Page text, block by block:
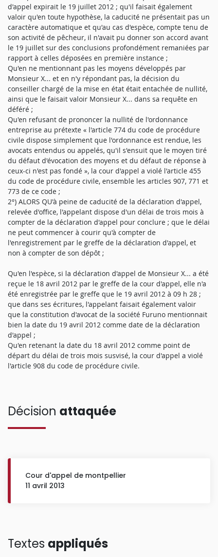
d'appel expirait le 19 juillet 2012 ; qu'il faisait également
valoir qu'en toute hypothèse, la caducité ne présentait pas un
caractère automatique et qu'au cas d'espèce, compte tenu de
son activité de pêcheur, il n'avait pu donner son accord avant
le 19 juillet sur des conclusions profondément remaniées par
rapport à celles déposées en première instance ;
Qu'en ne mentionnant pas les moyens développés par
Monsieur X... et en n'y répondant pas, la décision du
conseiller chargé de la mise en état était entachée de nullité,
ainsi que le faisait valoir Monsieur X... dans sa requête en
déféré ;
Qu'en refusant de prononcer la nullité de l'ordonnance
entreprise au prétexte « l'article 774 du code de procédure
civile dispose simplement que l'ordonnance est rendue, les
avocats entendus ou appelés, qu'il s'ensuit que le moyen tiré
du défaut d'évocation des moyens et du défaut de réponse à
ceux-ci n'est pas fondé », la cour d'appel a violé l'article 455
du code de procédure civile, ensemble les articles 907, 771 et
773 de ce code ;
2°) ALORS QU'à peine de caducité de la déclaration d'appel,
relevée d'office, l'appelant dispose d'un délai de trois mois à
compter de la déclaration d'appel pour conclure ; que le délai
ne peut commencer à courir qu'à compter de
l'enregistrement par le greffe de la déclaration d'appel, et
non à compter de son dépôt ;
Qu'en l'espèce, si la déclaration d'appel de Monsieur X... a été
reçue le 18 avril 2012 par le greffe de la cour d'appel, elle n'a
été enregistrée par le greffe que le 19 avril 2012 à 09 h 28 ;
que dans ses écritures, l'appelant faisait également valoir
que la constitution d'avocat de la société Furuno mentionnait
bien la date du 19 avril 2012 comme date de la déclaration
d'appel ;
Qu'en retenant la date du 18 avril 2012 comme point de
départ du délai de trois mois susvisé, la cour d'appel a violé
l'article 908 du code de procédure civile.
Décision attaquée
Cour d'appel de montpellier
11 avril 2013
Textes appliqués